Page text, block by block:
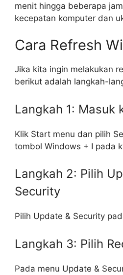
menit hingga beberapa
kecepatan komputer dan
Cara Refresh
Jika kita ingin melakukan
berikut adalah langkah-
Langkah 1: Masuk
Klik Start menu dan pilih
tombol Windows + I pada
Langkah 2: Pilih
Security
Pilih Update & Security
Langkah 3: Pilih
Pada menu Update &